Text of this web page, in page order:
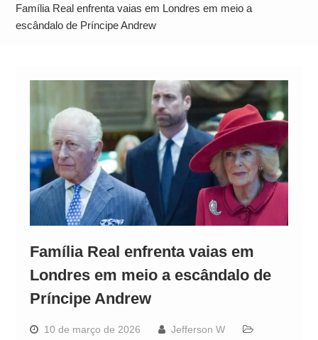
Alto
Família Real enfrenta vaias em Londres em meio a
escândalo de Príncipe Andrew
Família Real enfrenta vaias em
Londres em meio a escândalo de
Príncipe Andrew
10 de março de 2026
Jefferson W